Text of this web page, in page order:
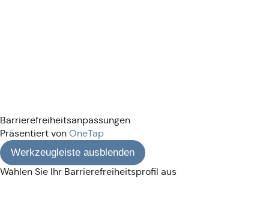
Barrierefreiheitsanpassungen
Präsentiert von OneTap
Werkzeugleiste ausblenden
Wählen Sie Ihr Barrierefreiheitsprofil aus